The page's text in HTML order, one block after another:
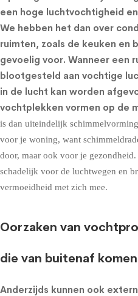
een hoge luchtvochtigheid
We hebben het dan over
ruimten, zoals de keuken en
gevoelig voor. Wanneer een
blootgesteld aan vochtige
in de lucht kan worden
vochtplekken vormen op de
is dan uiteindelijk
voor je woning, want
door, maar ook voor je
schadelijk voor de luchtwegen en
vermoeidheid met zich mee.
Oorzaken van
die van buitenaf komen
Anderzijds kunnen ook